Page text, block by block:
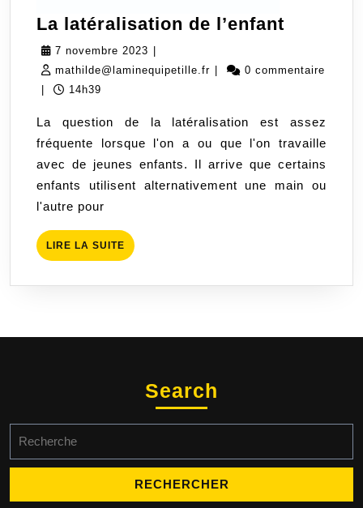
La latéralisation de l’enfant
de
7 novembre 2023 7
novembre
mathilde@laminequipetille.fr
0 commentaire
14h39
La question de la latéralisation est assez
fréquente lorsque l'on a ou que l'on travaille
avec de jeunes enfants. Il arrive que certains
enfants utilisent alternativement une main ou
l'autre pour
LIRE LA SUITE LIRE
LA
Search
for: